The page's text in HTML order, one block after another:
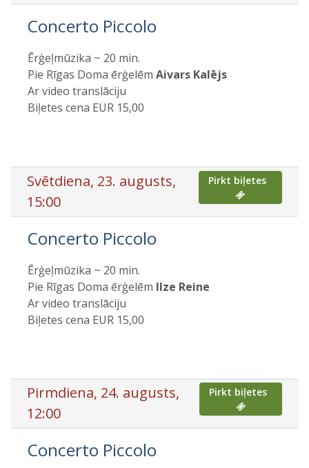
Concerto Piccolo
Ērģeļmūzika ~ 20 min.
Pie Rīgas Doma ērģelēm Aivars Kalējs
Ar video translāciju
Biļetes cena EUR 15,00
Svētdiena, 23. augusts,
15:00
Pirkt biļetes
Concerto Piccolo
Ērģeļmūzika ~ 20 min.
Pie Rīgas Doma ērģelēm Ilze Reine
Ar video translāciju
Biļetes cena EUR 15,00
Pirmdiena, 24. augusts,
12:00
Pirkt biļetes
Concerto Piccolo